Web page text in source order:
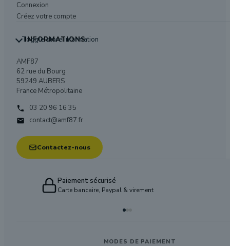
Connexion
Créez votre compte
INFORMATIONS
Toggle store information
AMF87
62 rue du Bourg
59249 AUBERS
France Métropolitaine
 03 20 96 16 35
 contact@amf87.fr
Contactez-nous
Paiement sécurisé
Carte bancaire, Paypal & virement
MODES DE PAIEMENT